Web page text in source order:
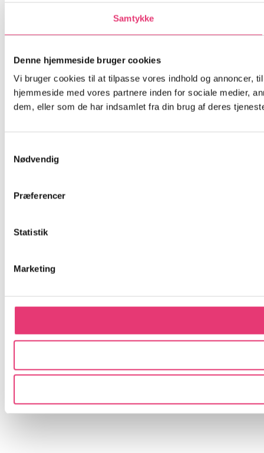
Samtykke
Denne hjemmeside bruger cookies
Vi bruger cookies til at tilpasse vores indhold og annoncer,
hjemmeside med vores partnere inden for sociale medier,
dem, eller som de har indsamlet fra din brug af deres
Nødvendig
Præferencer
Statistik
Marketing